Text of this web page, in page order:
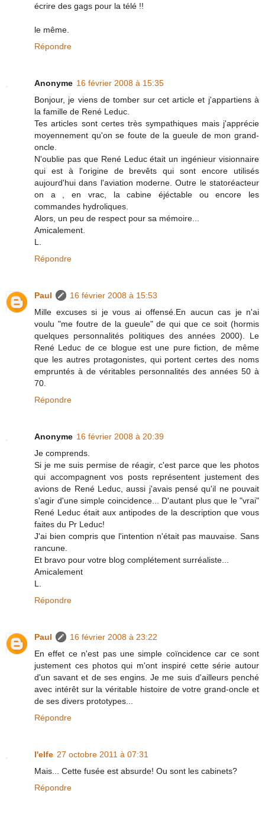
écrire des gags pour la télé !!
le même.
Répondre
Anonyme 16 février 2008 à 15:35
Bonjour, je viens de tomber sur cet article et j'appartiens à
la famille de René Leduc.
Tes articles sont certes très sympathiques mais j'apprécie
moyennement qu'on se foute de la gueule de mon grand-
oncle.
N'oublie pas que René Leduc était un ingénieur visionnaire
qui est à l'origine de brevêts qui sont encore utilisés
aujourd'hui dans l'aviation moderne. Outre le statoréacteur
on a , en vrac, la cabine éjéctable ou encore les
commandes hydroliques.
Alors, un peu de respect pour sa mémoire...
Amicalement.
L.
Répondre
Paul
16 février 2008 à 15:53
Mille excuses si je vous ai offensé.En aucun cas je n'ai
voulu "me foutre de la gueule" de qui que ce soit (hormis
quelques personnalités politiques des années 2000). Le
René Leduc de ce blogue est une pure fiction, de même
que les autres protagonistes, qui portent certes des noms
empruntés à de véritables personnalités des années 50 à
70.
Répondre
Anonyme 16 février 2008 à 20:39
Je comprends.
Si je me suis permise de réagir, c'est parce que les photos
qui accompagnent vos posts représentent justement des
avions de René Leduc, aussi j'avais pensé qu'il ne pouvait
s'agir d'une simple coincidence... D'autant plus que le "vrai"
René Leduc était aux antipodes de la description que vous
faites du Pr Leduc!
J'ai bien compris que l'intention n'était pas mauvaise. Sans
rancune.
Et bravo pour votre blog complétement surréaliste...
Amicalement
L.
Répondre
Paul
16 février 2008 à 23:22
En effet ce n'est pas une simple coïncidence car ce sont
justement ces photos qui m'ont inspiré cette série autour
d'un savant et de ses engins. Je me suis d'ailleurs penché
avec intérêt sur la véritable histoire de votre grand-oncle et
de ses divers prototypes...
Répondre
l'elfe 27 octobre 2011 à 07:31
Mais... Cette fusée est absurde! Ou sont les cabinets?
Répondre